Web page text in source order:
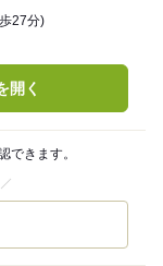
27分)
開く
できます。